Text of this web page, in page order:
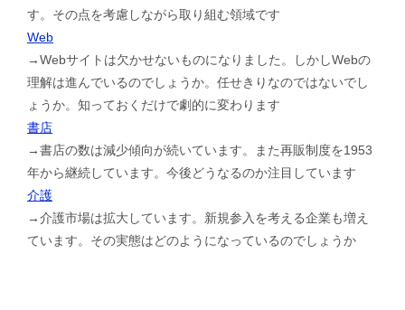
す。その点を考慮しながら取り組む領域です
Web
→Webサイトは欠かせないものになりました。しかしWebの
理解は進んでいるのでしょうか。任せきりなのではないでし
ょうか。知っておくだけで劇的に変わります
書店
→書店の数は減少傾向が続いています。また再販制度を1953
年から継続しています。今後どうなるのか注目しています
介護
→介護市場は拡大しています。新規参入を考える企業も増え
ています。その実態はどのようになっているのでしょうか